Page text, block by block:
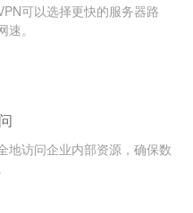
可以选择更快的服务器路
。
地访问企业内部资源，确保数